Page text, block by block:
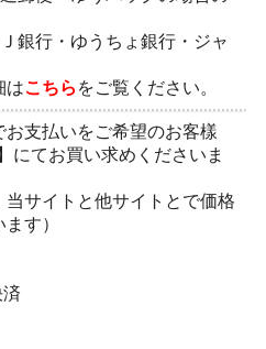
銀行・ゆうちょ銀行・ジャ
はこちら をご覧ください。
支払いをご希望のお客樣
にてお買い求めくださいま
当サイトと他サイトとで価格
す）